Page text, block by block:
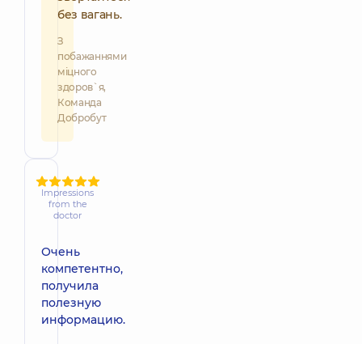
без вагань.
З
побажаннями
міцного
здоров`я,
Команда
Добробут
Impressions
from the
doctor
Очень
компетентно,
получила
полезную
информацию.